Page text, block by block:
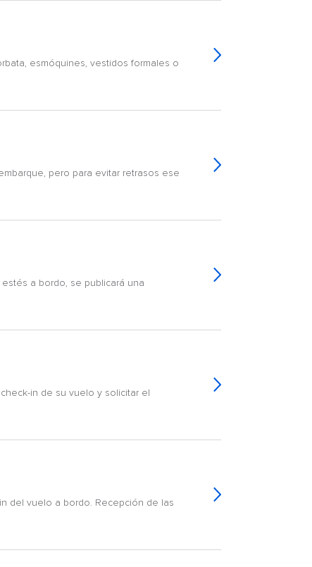
esmóquines, vestidos formales o
pero para evitar retrasos ese
a bordo, se publicará una
in de su vuelo y solicitar el
del vuelo a bordo. Recepción de las